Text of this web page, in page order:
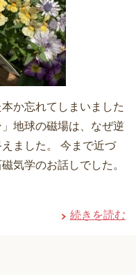
か忘れてしまいました
地球の磁場は、なぜ逆
ました。 今まで近づ
気学のお話しでした。
続きを読む